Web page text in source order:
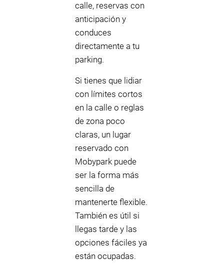
calle, reservas con
anticipación y
conduces
directamente a tu
parking.
Si tienes que lidiar
con límites cortos
en la calle o reglas
de zona poco
claras, un lugar
reservado con
Mobypark puede
ser la forma más
sencilla de
mantenerte flexible.
También es útil si
llegas tarde y las
opciones fáciles ya
están ocupadas.